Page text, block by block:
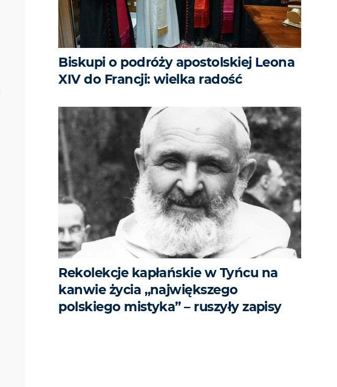
Biskupi o podróży apostolskiej Leona
XIV do Francji: wielka radość
Rekolekcje kapłańskie w Tyńcu na
kanwie życia „największego
polskiego mistyka” – ruszyły zapisy